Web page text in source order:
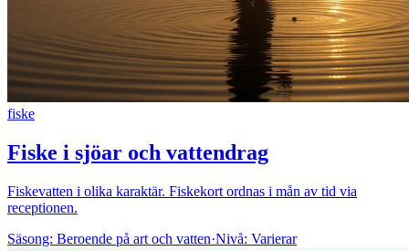
fiske
Fiske i sjöar och vattendrag
Fiskevatten i olika karaktär. Fiskekort ordnas i mån av tid via
receptionen.
Säsong: Beroende på art och vatten·Nivå: Varierar